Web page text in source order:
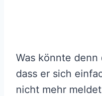
Was könnte denn
dass er sich
nicht mehr